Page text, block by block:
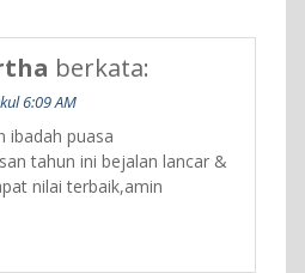
berkata:
6:09 AM
ibadah puasa
tahun ini bejalan lancar &
nilai terbaik,amin